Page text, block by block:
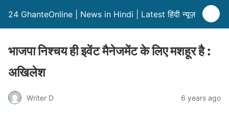
24 GhanteOnline | News in Hindi | Latest हिंदी न्यूज़
भाजपा निश्चय ही इवेंट मैनेजमेंट के लिए मशहूर है :
अखिलेश
Writer D 6 years ago